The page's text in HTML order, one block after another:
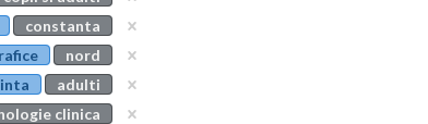
Buzau
Calarasi
Caras-Severin
constanta
nord
adulti
clinica